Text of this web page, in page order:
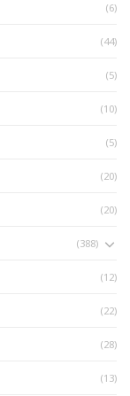
(6)
(44)
(5)
(10)
(5)
(20)
(20)
(388)
(12)
(22)
(28)
(13)